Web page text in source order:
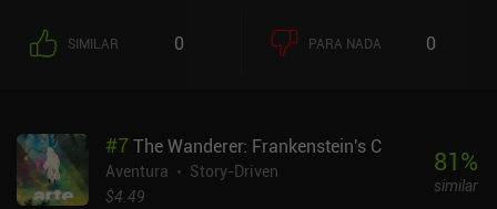
SIMILAR 0 PARA NADA 0
#7The Wanderer: Frankenstein's C
Aventura
Story-Driven
$4.49
81%
similar